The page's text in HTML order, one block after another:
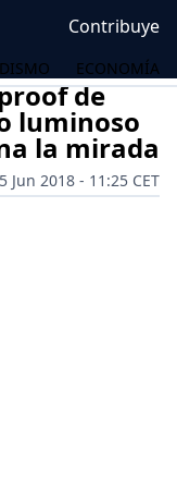
Contribuye
ECONOMÍA
de
luminoso
la mirada
Jun 2018 - 11:25 CET